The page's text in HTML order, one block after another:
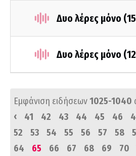
Δυο λέρες μόνο
Δυο λέρες μόνο
Εμφάνιση ειδήσεων1025-1040
‹
41 42 43 44 45 46
52
53 54 55 56 57 58
64
65 66 67 68 69 70